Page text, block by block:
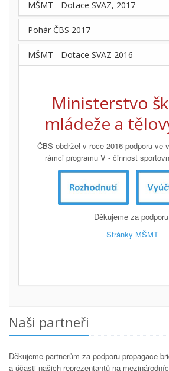
MŠMT - Dotace SVAZ, 2017
Pohár ČBS 2017
MŠMT - Dotace SVAZ 2016
Ministerstvo
mládeže a
ČBS obdržel v roce 2016 podporu ve
rámci programu V - činnost
Děkujeme za
Stránky MŠMT
Naši partneři
Děkujeme partnerům za podporu propagace
a účasti našich reprezentantů na